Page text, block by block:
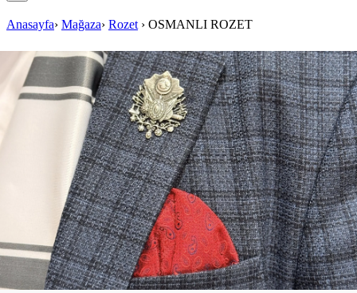
Anasayfa› Mağaza› Rozet › OSMANLI ROZET